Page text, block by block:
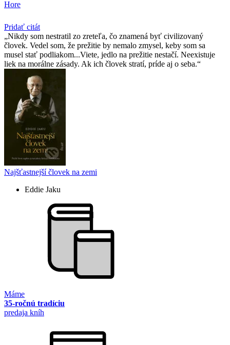
Hore
Pridať citát
Nikdy som nestratil zo zreteľa, čo znamená byť civilizovaný
človek. Vedel som, že prežitie by nemalo zmysel, keby som sa
musel stať podliakom...Viete, jedlo na prežitie nestačí. Neexistuje
liek na morálne zásady. Ak ich človek stratí, príde aj o seba.
Najšťastnejší človek na zemi
Eddie Jaku
Máme
35-ročnú tradíciu
predaja kníh